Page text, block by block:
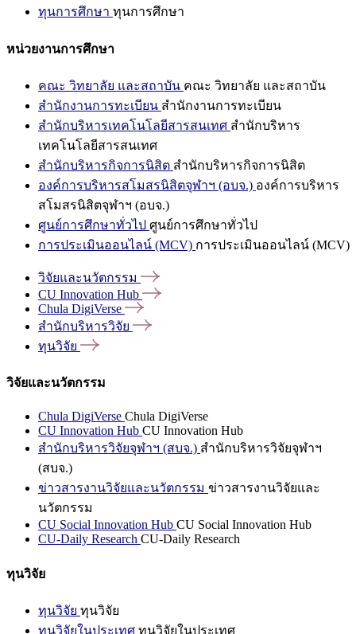
ทุนการศึกษา ทุนการศึกษา
หน่วยงานการศึกษา
คณะ วิทยาลัย และสถาบัน คณะ วิทยาลัย และสถาบัน
สำนักงานการทะเบียน สำนักงานการทะเบียน
สำนักบริหารเทคโนโลยีสารสนเทศ สำนักบริหาร
เทคโนโลยีสารสนเทศ
สำนักบริหารกิจการนิสิต สำนักบริหารกิจการนิสิต
องค์การบริหารสโมสรนิสิตจุฬาฯ (อบจ.) องค์การบริหาร
สโมสรนิสิตจุฬาฯ (อบจ.)
ศูนย์การศึกษาทั่วไป ศูนย์การศึกษาทั่วไป
การประเมินออนไลน์ (MCV) การประเมินออนไลน์ (MCV)
วิจัยและนวัตกรรม
CU Innovation Hub
Chula DigiVerse
สำนักบริหารวิจัย
ทุนวิจัย
วิจัยและนวัตกรรม
Chula DigiVerse Chula DigiVerse
CU Innovation Hub CU Innovation Hub
สำนักบริหารวิจัยจุฬาฯ (สบจ.) สำนักบริหารวิจัยจุฬาฯ
(สบจ.)
ข่าวสารงานวิจัยและนวัตกรรม ข่าวสารงานวิจัยและ
นวัตกรรม
CU Social Innovation Hub CU Social Innovation Hub
CU-Daily Research CU-Daily Research
ทุนวิจัย
ทุนวิจัย ทุนวิจัย
ทุนวิจัยในประเทศ ทุนวิจัยในประเทศ